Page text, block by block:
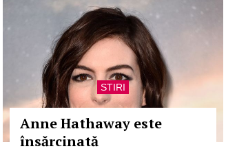
STIRI
Anne Hathaway este
însărcinată